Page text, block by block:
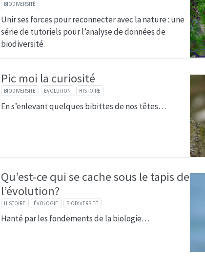
BIODIVERSITÉ
Unir ses forces pour reconnecter avec la nature : une
série de tutoriels pour l’analyse de données de
biodiversité.
Pic moi la curiosité
BIODIVERSITÉ ÉVOLUTION HISTOIRE
En s’enlevant quelques bibittes de nos têtes…
Qu’est-ce qui se cache sous le tapis de
l’évolution?
HISTOIRE ÉVOLOGIE BIODIVERSITÉ
Hanté par les fondements de la biologie…